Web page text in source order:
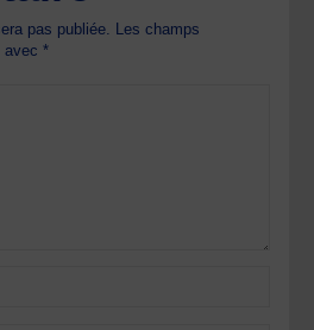
pas publiée.
Les champs
avec*